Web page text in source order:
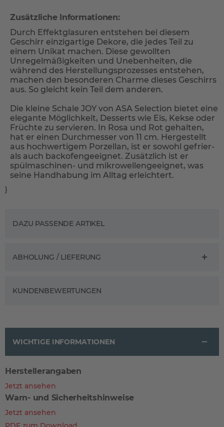
Zusätzliche Informationen:
Durch Effektglasuren entstehen bei diesem
Geschirr einzigartige Dekore, die jedes Teil zu
einem Unikat machen. Diese gewollten
Unregelmäßigkeiten und Unebenheiten, die
während des Herstellungsprozesses entstehen,
machen den besonderen Charme dieses Geschirrs
aus. So gleicht kein Teil dem anderen.
Die kleine Schale JOY von ASA Selection bietet eine
elegante Möglichkeit, Desserts wie Eis, Kekse oder
Früchte zu servieren. In Rosa und Rot gehalten,
hat er einen Durchmesser von 11 cm. Hergestellt
aus hochwertigem Porzellan, ist er sowohl gefrier-
als auch backofengeeignet. Zusätzlich ist er
spülmaschinen- und mikrowellengeeignet, was
seine Handhabung im Alltag erleichtert.
}
DAZU PASSENDE ARTIKEL
ABHOLUNG / LIEFERUNG
KUNDENBEWERTUNGEN
WICHTIGE INFORMATIONEN
Herstellerangaben
Jetzt ansehen
Warn- und Sicherheitshinweise
Jetzt ansehen